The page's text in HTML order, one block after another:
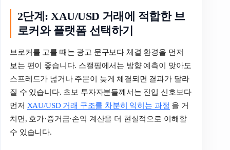
2단계: XAU/USD 거래에 적합한 브
로커와 플랫폼 선택하기
브로커를 고를 때는 광고 문구보다 체결 환경을 먼저
보는 편이 좋습니다. 스캘핑에서는 방향 예측이 맞아도
스프레드가 넓거나 주문이 늦게 체결되면 결과가 달라
질 수 있습니다. 초보 투자자분들께서는 진입 신호보다
먼저 XAU/USD 거래 구조를 차분히 익히는 과정 을 거
치면, 호가·증거금·손익 계산을 더 현실적으로 이해할
수 있습니다.